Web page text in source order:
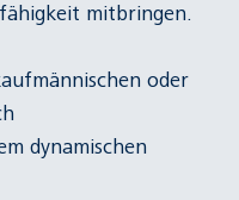
mitbringen.
oder
dynamischen